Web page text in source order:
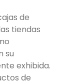
de
tiendas
su
exhibida.
de